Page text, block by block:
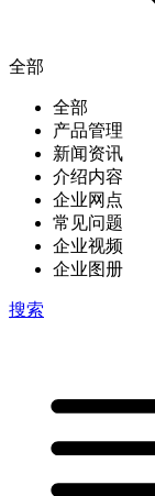
全部
全部
产品管理
新闻资讯
介绍内容
企业网点
常见问题
企业视频
企业图册
搜索